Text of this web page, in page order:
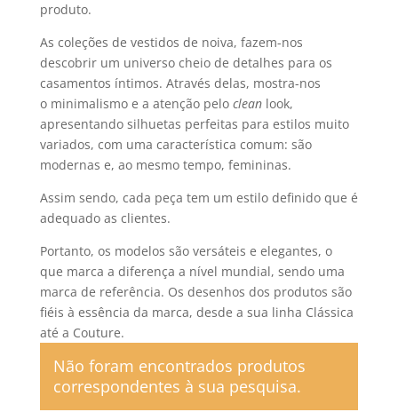
produto.
As coleções de vestidos de noiva, fazem-nos
descobrir um universo cheio de detalhes para os
casamentos íntimos. Através delas, mostra-nos
o minimalismo e a atenção pelo cleanlook,
apresentando silhuetas perfeitas para estilos muito
variados, com uma característica comum: são
modernas e, ao mesmo tempo, femininas.
Assim sendo, cada peça tem um estilo definido que é
adequado as clientes.
Portanto, os modelos são versáteis e elegantes, o
que marca a diferença a nível mundial, sendo uma
marca de referência. Os desenhos dos produtos são
fiéis à essência da marca, desde a sua linha Clássica
até a Couture.
Não foram encontrados produtos
correspondentes à sua pesquisa.